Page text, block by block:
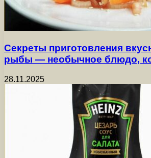
Секреты приготовления
рыбы — необычное блюдо,
28.11.2025